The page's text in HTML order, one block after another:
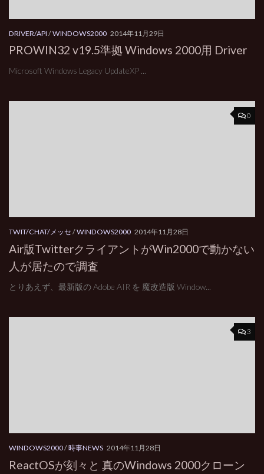
DRIVER/API /WINDOWS2000 2014年11月29日
PROWIN32 v19.5準拠 Windows 2000用 Driver
Microsoft Windows Legacy UpdateXP ...
0
TWIT/CHAT/メッセ /WINDOWS2000 2014年11月28日
Air版TwitterクライアントがWin2000で動かない
人が居たので調査
とりあえず、最新版の Adobe AIR を 魔改造版 Window...
3
WINDOWS2000/時事NEWS 2014年11月28日
ReactOSが刻々と 真のWindows 2000クローン